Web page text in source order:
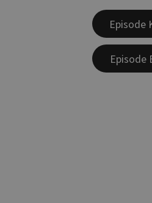
Episode
Episode